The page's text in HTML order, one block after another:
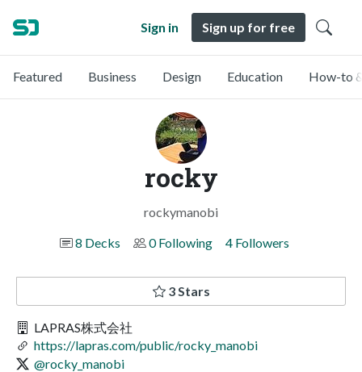
Sign in Sign up for free
Featured Business Design Education How-to
rocky
rockymanobi
8 Decks
0 Following 4 Followers
3 Stars
LAPRAS株式会社
https://lapras.com/public/rocky_manobi
@rocky_manobi